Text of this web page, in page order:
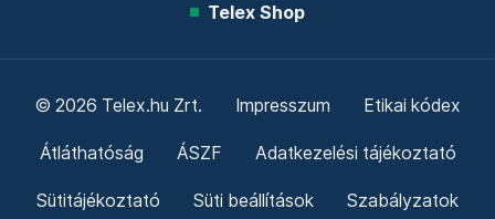
Telex Shop
© 2026 Telex.hu Zrt. Impresszum Etikai kódex
Átláthatóság ÁSZF Adatkezelési tájékoztató
Sütitájékoztató Süti beállítások Szabályzatok